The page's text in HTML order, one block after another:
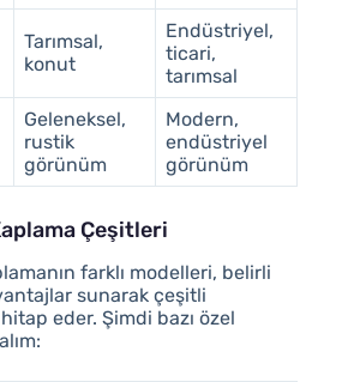
Tarımsal,
konut
Endüstriyel,
ticari,
tarımsal
Geleneksel,
rustik
görünüm
Modern,
endüstriyel
görünüm
Çeşitleri
farklı modelleri, belirli
sunarak çeşitli
eder. Şimdi bazı özel